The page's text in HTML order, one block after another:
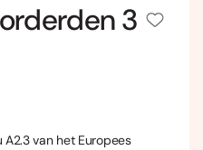
3
A2.3 van het Europees